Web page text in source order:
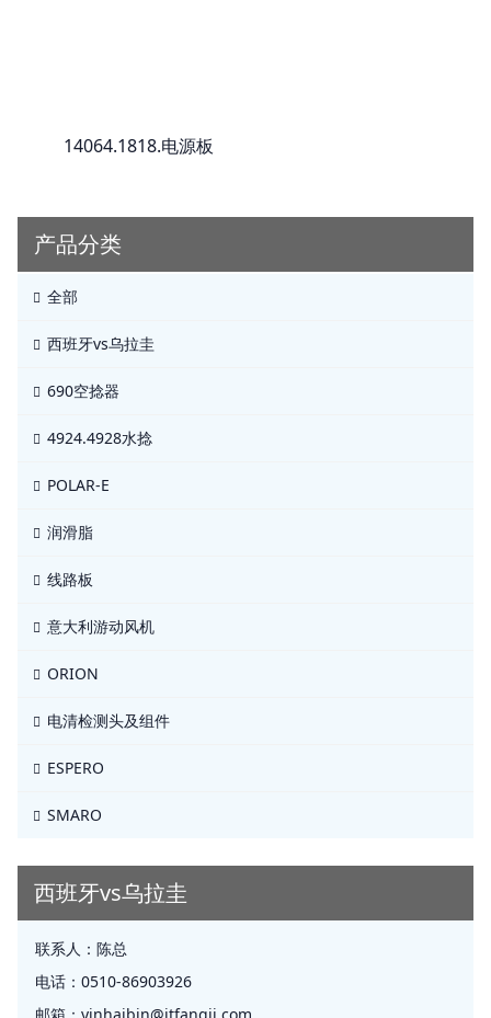
14064.1818.电源板
产品分类
全部
西班牙vs乌拉圭
690空捻器
4924.4928水捻
POLAR-E
润滑脂
线路板
意大利游动风机
ORION
电清检测头及组件
ESPERO
SMARO
西班牙vs乌拉圭
联系人： 陈总
电话： 0510-86903926